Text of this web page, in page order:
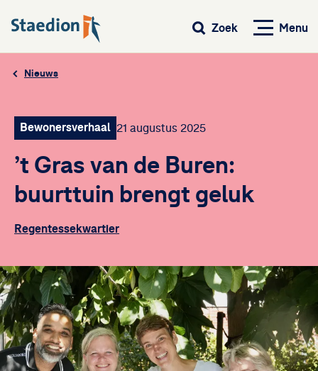
Menu
Zoek
Nieuws
Bewonersverhaal 21 augustus 2025
’t Gras van de Buren:
buurttuin brengt geluk
Regentessekwartier